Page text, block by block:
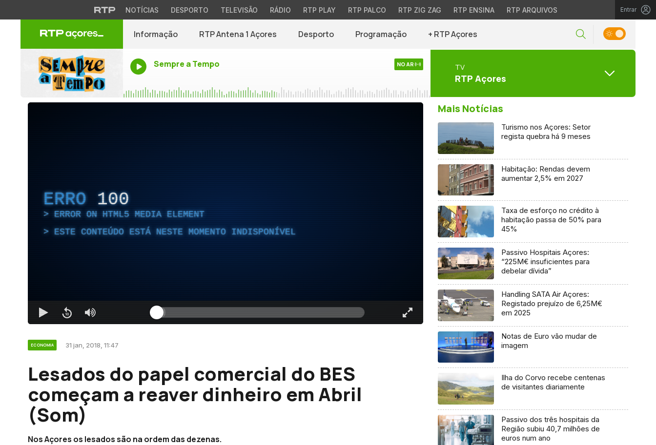
NOTÍCIAS DESPORTO TELEVISÃO RÁDIO RTP PLAY RTP PALCO RTP ZIG ZAG RTP ENSINA RTP ARQUIVOS Entrar
Informação RTP Antena 1 Açores Desporto Programação + RTP Açores
Sempre a Tempo NO AR TV
RTP Açores
ERRO 100
ERROR ON HTML5 MEDIA ELEMENT
ESTE CONTEÚDO ESTÁ NESTE MOMENTO INDISPONÍVEL
ECONOMIA 31 jan, 2018, 11:47
Lesados do papel comercial do BES
começam a reaver dinheiro em Abril
(Som)
Nos Açores os lesados são na ordem das dezenas.
Mais Notícias
Turismo nos Açores: Setor
regista quebra há 9 meses
Habitação: Rendas devem
aumentar 2,5% em 2027
Taxa de esforço no crédito à
habitação passa de 50% para
45%
Passivo Hospitais Açores:
“225M€ insuficientes para
debelar dívida”
Handling SATA Air Açores:
Registado prejuízo de 6,25M€
em 2025
Notas de Euro vão mudar de
imagem
Ilha do Corvo recebe centenas
de visitantes diariamente
Passivo dos três hospitais da
Região subiu 40,7 milhões de
euros num ano